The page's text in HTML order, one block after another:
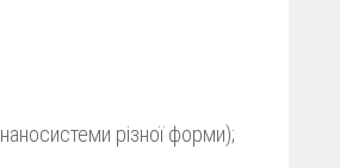
різної форми);